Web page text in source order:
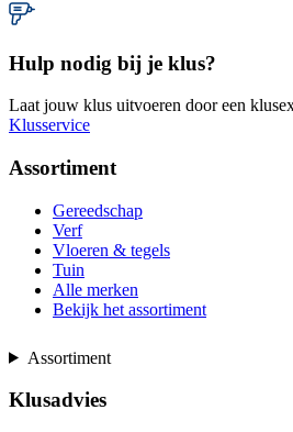
Hulp nodig bij je klus?
Laat jouw klus uitvoeren door een
Klusservice
Assortiment
Gereedschap
Verf
Vloeren & tegels
Tuin
Alle merken
Bekijk het assortiment
Assortiment
Klusadvies